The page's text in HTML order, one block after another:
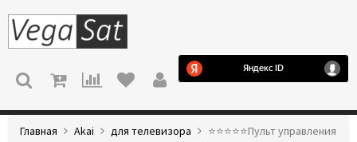
МЕНЮ
Главная Akai для телевизора
⭐️⭐️⭐️⭐️⭐️Пульт управления